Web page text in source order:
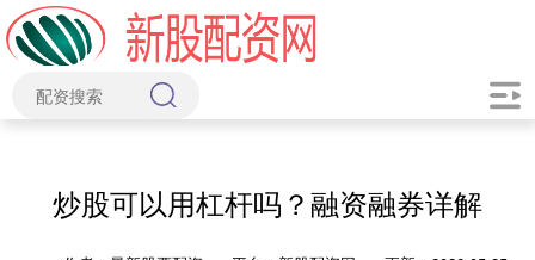
炒股可以用杠杆吗？融资融券详解